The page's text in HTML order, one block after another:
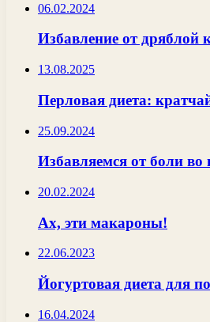
06.02.2024
Избавление от дряблой
13.08.2025
Перловая диета:
25.09.2024
Избавляемся от боли
20.02.2024
Ах, эти макароны!
22.06.2023
Йогуртовая диета для
16.04.2024